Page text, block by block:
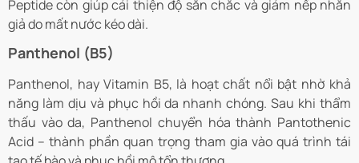
Peptide còn giúp cải thiện độ săn chắc và giảm nếp nhăn
giả do mất nước kéo dài.
Panthenol (B5)
Panthenol, hay Vitamin B5, là hoạt chất nổi bật nhờ khả
năng làm dịu và phục hồi da nhanh chóng. Sau khi thẩm
thấu vào da, Panthenol chuyển hóa thành Pantothenic
Acid – thành phần quan trọng tham gia vào quá trình tái